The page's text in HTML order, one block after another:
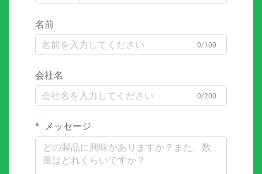
名前
0/100
会社名
0/200
メッセージ